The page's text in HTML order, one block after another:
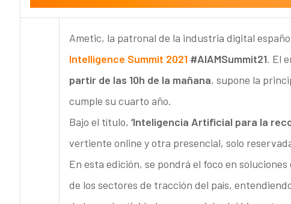
Ametic, la patronal de la industria digital
Intelligence Summit 2021#AIAMSummit21. El
partir de las 10h de la mañana, supone la
cumple su cuarto año.
Bajo el título, ‘Inteligencia Artificial para la
vertiente online y otra presencial, solo
En esta edición, se pondrá el foco en
de los sectores de tracción del país,